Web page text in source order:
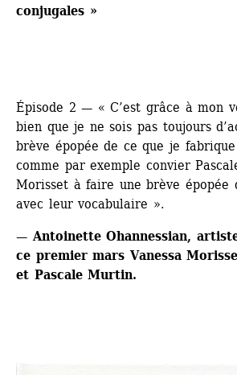
conjugales »
Épisode 2 — « C’est grâce à mon
bien que je ne sois pas toujours
brève épopée de ce que je
comme par exemple convier
Morisset à faire une brève épopée
avec leur vocabulaire ».
— Antoinette Ohannessian,
ce premier mars Vanessa
et Pascale Murtin.